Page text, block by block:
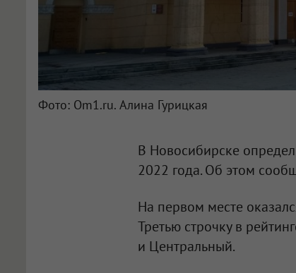
Фото: Om1.ru. Алина Гурицкая
В Новосибирске
2022 года. Об этом
На первом месте
Третью строчку в
и Центральный.